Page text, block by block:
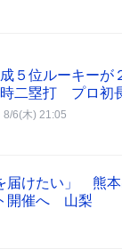
成５位ルーキーが
二塁打 プロ初
8/6(木) 21:05
届けたい」 熊
開催へ 山梨